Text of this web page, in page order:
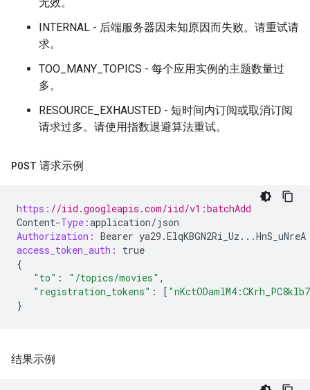
INTERNAL - 后端服务器因未知原因而失败。请重试请
求。
TOO_MANY_TOPICS - 每个应用实例的主题数量过
多。
RESOURCE_EXHAUSTED - 短时间内订阅或取消订阅
请求过多。请使用指数退避算法重试。
POST 请求示例
https: //iid.googleapis.com/iid/v1:batchAdd
Content-Type:application/json
Authorization: Bearer ya29 .ElqKBGN2Ri_Uz ...HnS_uNreA
access_token_auth:
true
{
"to" : "/topics/movies" ,
"registration_tokens" : [
}
结果示例